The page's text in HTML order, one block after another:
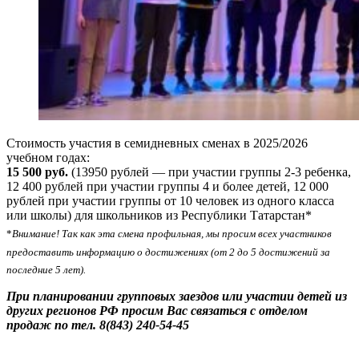
Стоимость участия в семидневных сменах в 2025/2026
учебном годах:
15 500 руб. (13950 рублей — при участии группы 2-3 ребенка,
12 400 рублей при участии группы 4 и более детей, 12 000
рублей при участии группы от 10 человек из одного класса
или школы) для школьников из Республики Татарстан*
*Внимание! Так как эта смена профильная, мы просим всех участников
предоставить информацию о достижениях (от 2 до 5 достижений за
последние 5 лет).
При планировании групповых заездов или участии детей из
других регионов РФ просим Вас связаться с отделом
продаж по тел. 8(843) 240-54-45